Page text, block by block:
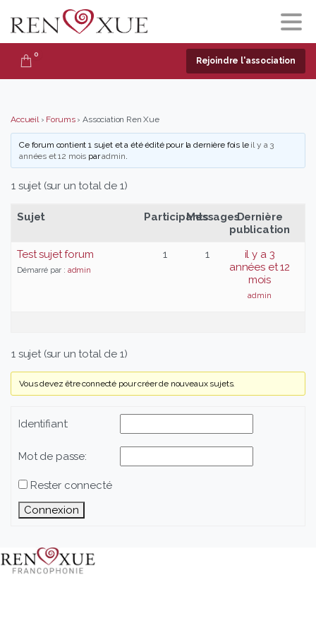
0
Rejoindre l'association
Accueil › Forums › Association Ren Xue
Ce forum contient 1 sujet et a été édité pour la dernière fois le il y a 3
années et 12 mois paradmin.
1 sujet (sur un total de 1)
Sujet ParticipantsMessagesDernière
publication
Test sujet forum
Démarré par : admin
1 1
il y a 3
années et 12
mois
admin
1 sujet (sur un total de 1)
Vous devez être connecté pour créer de nouveaux sujets.
Identifiant:
Mot de passe:
Rester connecté
Connexion